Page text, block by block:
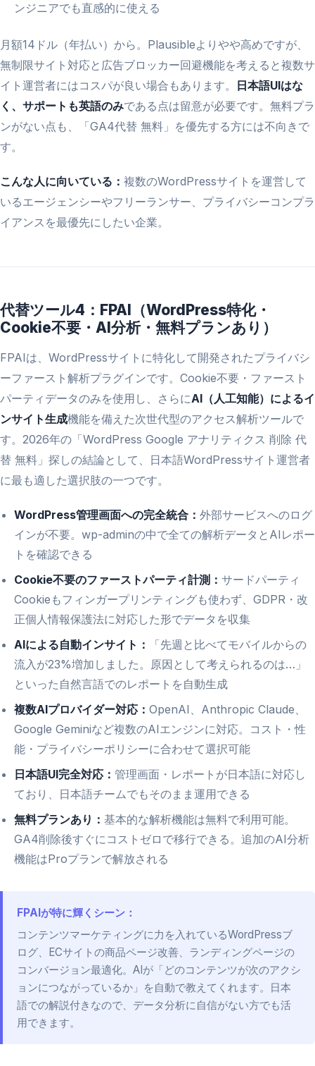
ンジニアでも直感的に使える
月額14ドル（年払い）から。Plausibleよりやや高めですが、
無制限サイト対応と広告ブロッカー回避機能を考えると複数サ
イト運営者にはコスパが良い場合もあります。
日本語UIはな
く、サポートも英語のみである点は留意が必要です。無料プラ
ンがない点も、「GA4代替 無料」を優先する方には不向きで
す。
こんな人に向いている： 複数のWordPressサイトを運営して
いるエージェンシーやフリーランサー、プライバシーコンプラ
イアンスを最優先にしたい企業。
代替ツール4：FPAI（WordPress特化・
Cookie不要・AI分析・無料プランあり）
FPAIは、WordPressサイトに特化して開発されたプライバシ
ーファースト解析プラグインです。Cookie不要・ファースト
パーティデータのみを使用し、さらにAI（人工知能）によるイ
ンサイト生成機能を備えた次世代型のアクセス解析ツールで
す。2026年の「WordPress Google アナリティクス 削除 代
替 無料」探しの結論として、日本語WordPressサイト運営者
に最も適した選択肢の一つです。
WordPress管理画面への完全統合： 外部サービスへのログ
インが不要。wp-adminの中で全ての解析データとAIレポー
トを確認できる
Cookie不要のファーストパーティ計測： サードパーティ
Cookieもフィンガープリンティングも使わず、GDPR・改
正個人情報保護法に対応した形でデータを収集
AIによる自動インサイト：
「先週と比べてモバイルからの
流入が23%増加しました。原因として考えられるのは…」
といった自然言語でのレポートを自動生成
複数AIプロバイダー対応： OpenAI、Anthropic Claude、
Google Geminiなど複数のAIエンジンに対応。コスト・性
能・プライバシーポリシーに合わせて選択可能
日本語UI完全対応： 管理画面・レポートが日本語に対応し
ており、日本語チームでもそのまま運用できる
無料プランあり： 基本的な解析機能は無料で利用可能。
GA4削除後すぐにコストゼロで移行できる。追加のAI分析
機能はProプランで解放される
FPAIが特に輝くシーン：
コンテンツマーケティングに力を入れているWordPressブ
ログ、ECサイトの商品ページ改善、ランディングページの
コンバージョン最適化。AIが「どのコンテンツが次のアクシ
ョンにつながっているか」を自動で教えてくれます。日本
語での解説付きなので、データ分析に自信がない方でも活
用できます。